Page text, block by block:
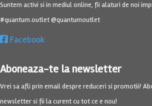
Suntem activi si in mediul online, fii alaturi de noi
#quantum.outlet @quantumoutlet
Facebook
Aboneaza-te la newsletter
Vrei sa afli prin email despre reduceri si promotii?
newsletter si fii la curent cu tot ce e nou!